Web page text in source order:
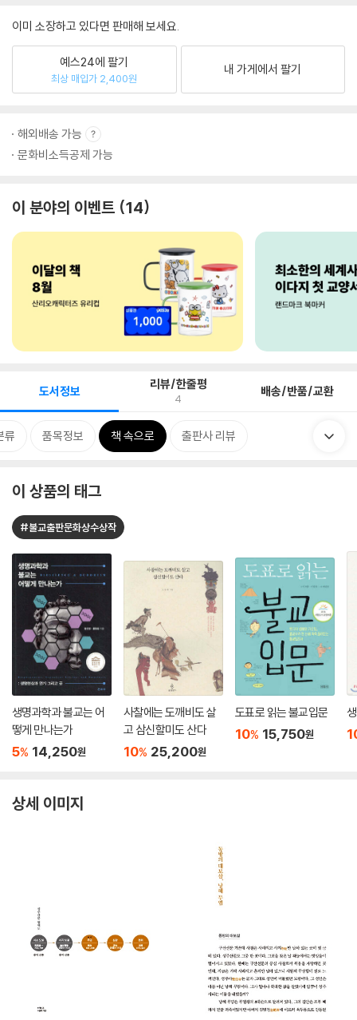
이미 소장하고 있다면 판매해 보세요.
예스24에 팔기
최상 매입가 2,400원
내 가게에서 팔기
해외배송 가능
문화비소득공제 가능
이 분야의 이벤트 14
도서정보 리뷰/한줄평
4 배송/반품/교환
류 품목정보 책 속으로 출판사 리뷰
이 상품의 태그
#불교출판문화상수상작
생명과학과 불교는 어
떻게 만나는가
5% 14,250원
사찰에는 도깨비도 살
고 삼신할미도 산다
10% 25,200원
도표로 읽는 불교입문
10% 15,750원
상세 이미지